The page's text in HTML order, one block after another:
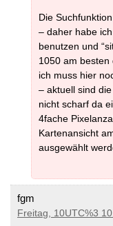
Die
– daher habe
benutzen und
1050 am
ich muss hier
– aktuell sind
nicht scharf da
4fache
Kartenansicht
ausgewählt
fgm
Freitag, 10UTC%3